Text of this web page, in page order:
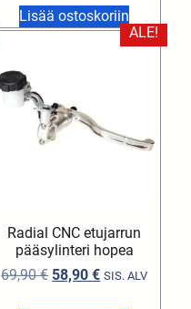
Lisää ostoskoriin
ALE!
Radial CNC etujarrun
pääsylinteri hopea
69,90€ 58,90€ SIS. ALV